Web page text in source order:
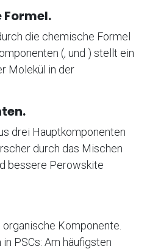
Formel.
die chemische Formel
(, und ) stellt ein
Molekül in der
drei Hauptkomponenten
durch das Mischen
bessere Perowskite
Komponente.
PSCs: Am häufigsten